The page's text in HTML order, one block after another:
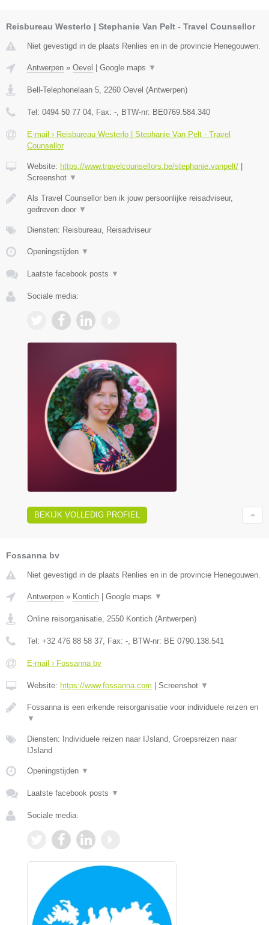
Reisbureau Westerlo | Stephanie Van Pelt - Travel Counsellor
Niet gevestigd in de plaats Renlies en in de provincie Henegouwen.
Antwerpen » Oevel Google maps ▼
Bell-Telephonelaan 5, 2260 Oevel (Antwerpen)
Tel: 0494 50 77 04, Fax: -, BTW-nr: BE0769.584.340
E-mail › Reisbureau Westerlo | Stephanie Van Pelt - Travel
Counsellor
Website: https://www.travelcounsellors.be/stephanie.vanpelt/
Screenshot ▼
Als Travel Counsellor ben ik jouw persoonlijke reisadviseur,
gedreven door ▼
Diensten: Reisbureau, Reisadviseur
Openingstijden ▼
Laatste facebook posts ▼
Sociale media:
BEKIJK VOLLEDIG PROFIEL
Fossanna bv
Niet gevestigd in de plaats Renlies en in de provincie Henegouwen.
Antwerpen » Kontich Google maps ▼
Online reisorganisatie, 2550 Kontich (Antwerpen)
Tel: +32 476 88 58 37, Fax: -, BTW-nr: BE 0790.138.541
E-mail › Fossanna bv
Website: https://www.fossanna.com Screenshot ▼
Fossanna is een erkende reisorganisatie voor individuele reizen en
▼
Diensten: Individuele reizen naar IJsland, Groepsreizen naar
IJsland
Openingstijden ▼
Laatste facebook posts ▼
Sociale media: